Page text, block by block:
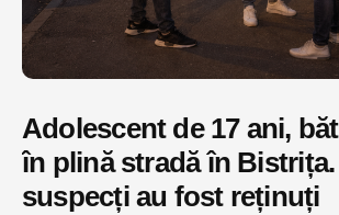
Adolescent de 17 ani,
în plină stradă în Bistrița.
suspecți au fost reținuți